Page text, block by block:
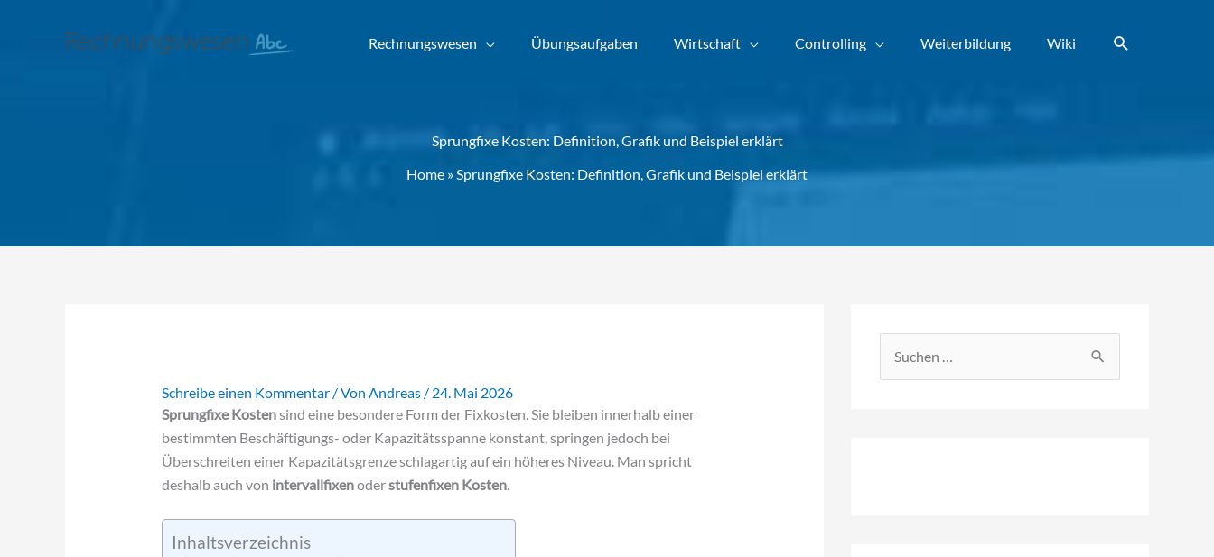
Rechnungswesen Übungsaufgaben Wirtschaft Controlling Weiterbildung Wiki Suchen
Sprungfixe Kosten: Definition, Grafik und Beispiel erklärt
Home »Sprungfixe Kosten: Definition, Grafik und Beispiel erklärt
Schreibe einen Kommentar / Von Andreas / 24. Mai 2026
Sprungfixe Kostensind eine besondere Form der Fixkosten. Sie bleiben innerhalb einer
bestimmten Beschäftigungs- oder Kapazitätsspanne konstant, springen jedoch bei
Überschreiten einer Kapazitätsgrenze schlagartig auf ein höheres Niveau. Man spricht
deshalb auch von intervallfixenoderstufenfixen Kosten.
Inhaltsverzeichnis